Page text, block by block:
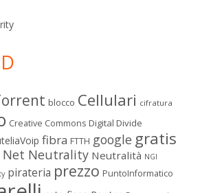
blocco Cellulari cifratura
Creative Commons Digital Divide
fibra FTTH google gratis
Net Neutrality Neutralità NGI
pirateria prezzo PuntoInformatico